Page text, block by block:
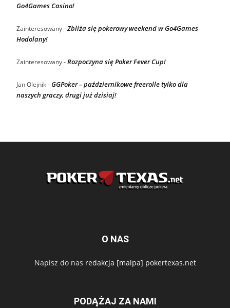
Go4Games Casino!
Zainteresowany-Zbliża się pokerowy weekend w Go4Games
Hodolany!
Zainteresowany-Rozpoczyna się Poker Fever Cup!
Jan Olejnik-GGPoker – październikowe freerolle tylko dla
naszych graczy, drugi już dzisiaj!
O NAS
Napisz do nas redakcja [malpa] pokertexas.net
PODĄŻAJ ZA NAMI